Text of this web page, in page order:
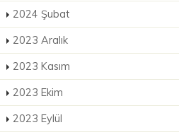
2024 Şubat
2023 Aralık
2023 Kasım
2023 Ekim
2023 Eylül